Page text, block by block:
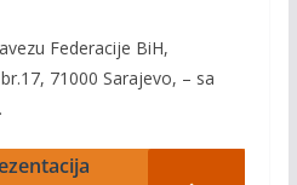
Federacije BiH,
71000 Sarajevo, – sa